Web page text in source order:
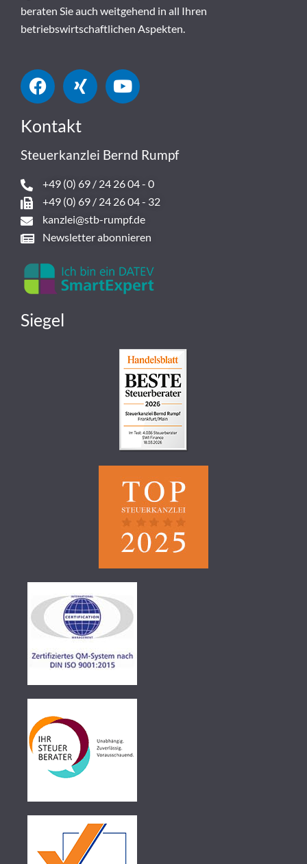
beraten Sie auch weitgehend in all Ihren
betriebswirtschaftlichen Aspekten.
Kontakt
Steuerkanzlei Bernd Rumpf
+49 (0) 69 / 24 26 04 - 0
+49 (0) 69 / 24 26 04 - 32
kanzlei@stb-rumpf.de
Newsletter abonnieren
Siegel